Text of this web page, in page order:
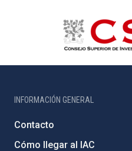
INFORMACIÓN GENERAL
Contacto
Cómo llegar al IAC